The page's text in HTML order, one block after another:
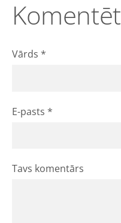
Komentēt
Vārds *
E-pasts *
Tavs komentārs